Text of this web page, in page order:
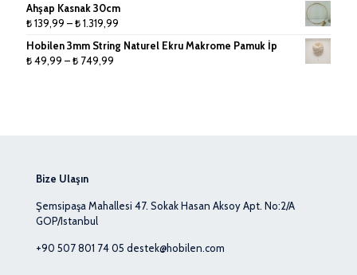
Ahşap Kasnak 30cm
₺139,99 –₺1.319,99
₺ 139,99
Hobilen 3mm String Naturel Ekru Makrome Pamuk İp
₺49,99 –₺ 749,99
Bize Ulaşın
Şemsipaşa Mahallesi 47. Sokak Hasan Aksoy Apt. No:2/A
GOP/Istanbul
+90 507 801 74 05 destek@hobilen.com